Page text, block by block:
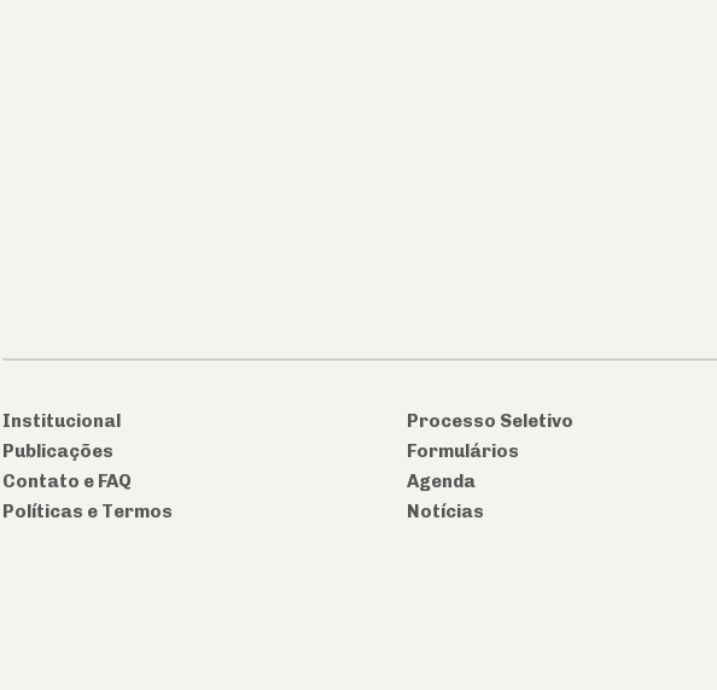
Institucional
Publicações
Contato e FAQ
Políticas e Termos
Processo Seletivo
Formulários
Agenda
Notícias